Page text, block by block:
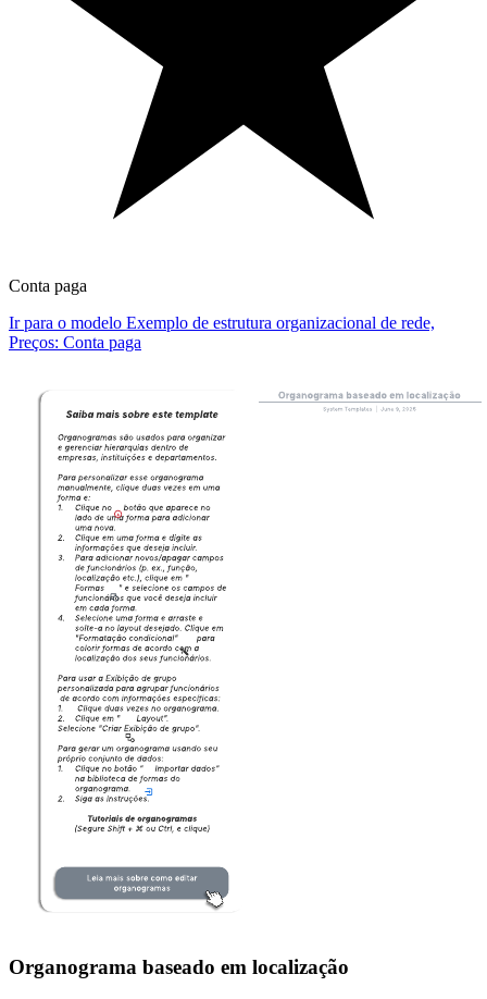
Conta paga
Ir para o modelo Exemplo de estrutura organizacional de rede,
Preços: Conta paga
Organograma baseado em localização